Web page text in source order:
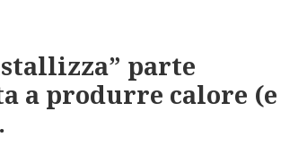
parte
a produrre calore (e